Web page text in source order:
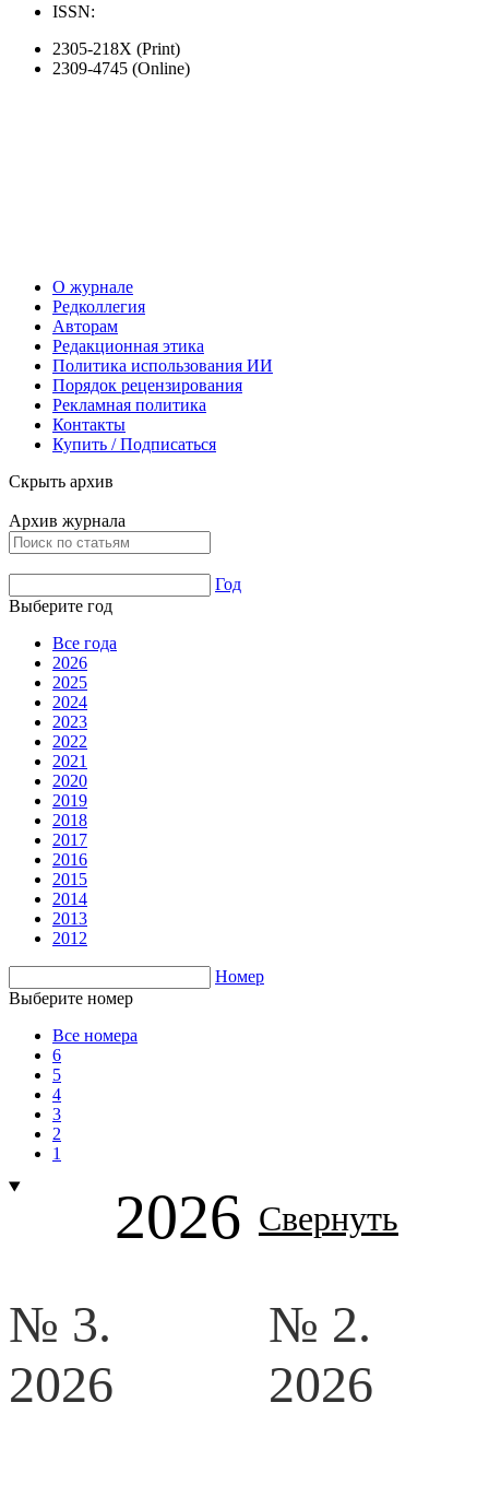
ISSN:
2305-218X (Print)
2309-4745 (Online)
О журнале
Редколлегия
Авторам
Редакционная этика
Политика использования ИИ
Порядок рецензирования
Рекламная политика
Контакты
Купить / Подписаться
Скрыть архив
Архив журнала
Год
Выберите год
Все года
2026
2025
2024
2023
2022
2021
2020
2019
2018
2017
2016
2015
2014
2013
2012
Номер
Выберите номер
Все номера
6
5
4
3
2
1
2026 Свернуть
№ 3.
2026
№ 2.
2026